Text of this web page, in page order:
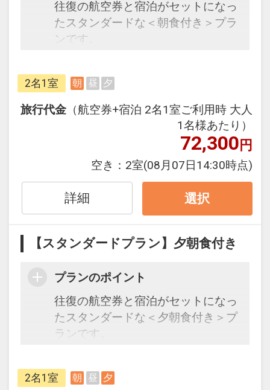
往復の航空券と宿泊がセットになっ
たスタンダードな＜朝食付き＞プラ
ンです。
できるダイナミックパッケージだか
ら、一都市滞在はもちろん周遊旅行
にも最適！
旅行期間中の1泊だけの宿泊や延
泊・飛び泊なども自由自在です。
フライトは、安心のJAL（または
JALグループ）確約！フライトマイ
ル50%貯まります。
オプションでレンタカーや現地交
通・体験プランなどの追加（同時予
約）が可能なプランもございます。
和定食
2名1室 朝 昼 夕
旅行代金 （航空券+宿泊 2名1室ご利用時 大人
1名様あたり）
72,300円
空き： 2室(08月07日14:30時点)
詳細 選択
【スタンダードプラン】夕朝食付き
プランのポイント
往復の航空券と宿泊がセットになっ
たスタンダードな＜夕朝食付き＞プ
ランです。
できるダイナミックパッケージだか
ら、一都市滞在はもちろん周遊旅行
2名1室 朝 昼 夕